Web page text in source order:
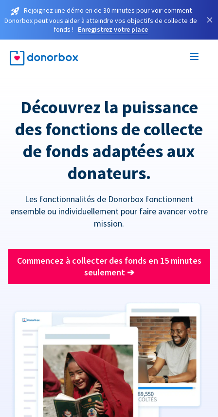
Rejoignez une démo en de 30 minutes pour voir comment
Donorbox peut vous aider à atteindre vos objectifs de collecte de
fonds !
Enregistrez votre place
×
Découvrez la puissance
des fonctions de collecte
de fonds adaptées aux
donateurs.
Les fonctionnalités de Donorbox fonctionnent
ensemble ou individuellement pour faire avancer votre
mission.
Commencez à collecter des fonds en 15 minutes
seulement ➔